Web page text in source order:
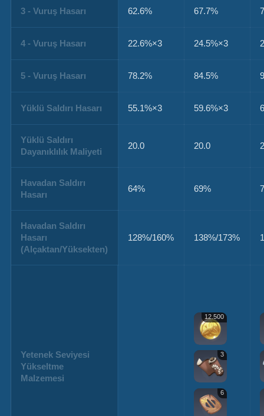
3 - Vuruş Hasarı 62.6% 67.7%
4 - Vuruş Hasarı 22.6%×3 24.5%×3
5 - Vuruş Hasarı 78.2% 84.5%
Yüklü Saldırı Hasarı 55.1%×3 59.6%×3
Yüklü Saldırı
Dayanıklılık Maliyeti
20.0 20.0
Havadan Saldırı
Hasarı
64% 69%
Havadan Saldırı
Hasarı
(Alçaktan/Yüksekten)
128%/160% 138%/173%
Yetenek Seviyesi
Yükseltme
Malzemesi
12.500
3
6